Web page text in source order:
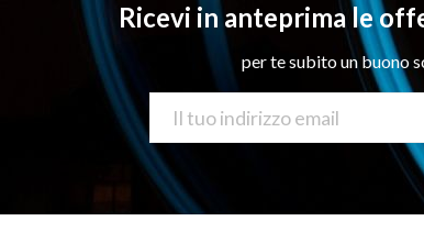
Ricevi in anteprima le
per te subito un buono